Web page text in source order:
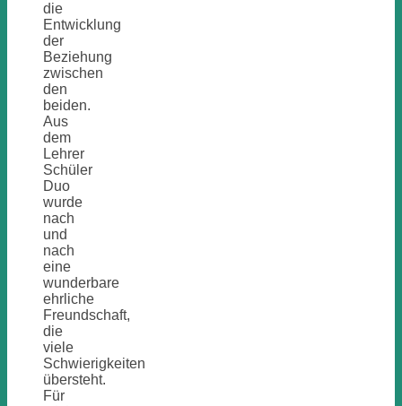
die
Entwicklung
der
Beziehung
zwischen
den
beiden.
Aus
dem
Lehrer
Schüler
Duo
wurde
nach
und
nach
eine
wunderbare
ehrliche
Freundschaft,
die
viele
Schwierigkeiten
übersteht.
Für